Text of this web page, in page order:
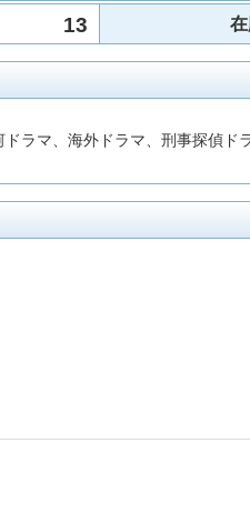
13
ラマ、海外ドラマ、刑事探偵